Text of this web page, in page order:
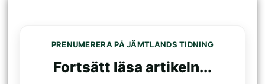
PRENUMERERA PÅ JÄMTLANDS TIDNING
Fortsätt läsa artikeln...